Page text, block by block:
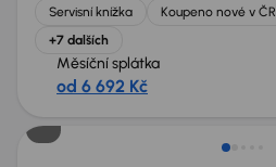
Servisní knížka Koupeno nové v ČR
+7 dalších
Měsíční splátka
od 6 692 Kč
Zlevněno o 10 000 Kč